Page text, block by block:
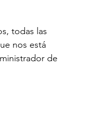
todas las
nos está
de